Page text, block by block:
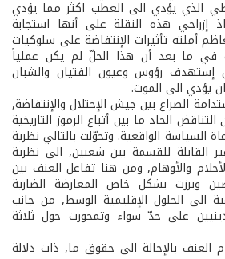
الذي يؤدي الى العطب اكثر مما يؤدي
إزراحي هذه النقلة على أنها استجابة
أملته تأثيرات الإنتفاضة على سلوكيات
في ما بعد أن هذا الحلّ لم يكن عملياً
رؤوس وعيون الفتيان والشبان
يؤدي الى الموت.
الصراع بين جيش الإحتلال والإنتفاضة,
الحاد ما بين أتباع الرموز التاريخية
السياسة الواقعية. وتحوّلت بالتالي نظرية
القابلة للقسمة بين شعبين, الى نظرية
والأوهام, ومن هنا تفاعل العنف بين
وبرزت بشكل خاص المعارضة الضارية
الى الحلول الإقليمية الوسط, من جانب
على حدّ سواء وتمحورت حول ثلاثة
العنف بالإحالة الى حقوق ما, ذات دلالة